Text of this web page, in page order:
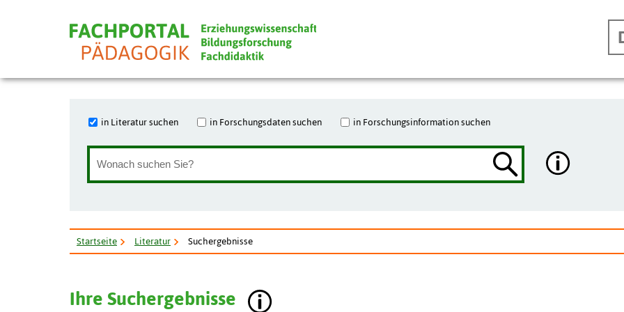
in Literatur suchen in Forschungsdaten suchen in Forschungsinformation suchen
Startseite Literatur Suchergebnisse
Ihre Suchergebnisse